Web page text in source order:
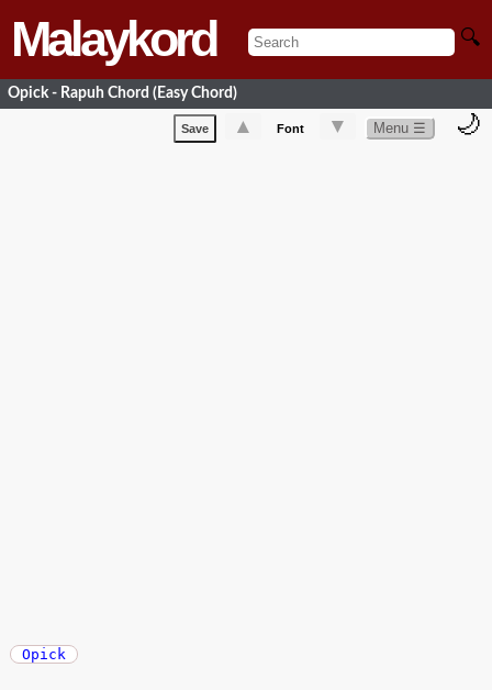
Malaykord 🔍
Opick - Rapuh Chord (Easy Chord)
Save ▲ Font ▼ Menu ☰ 🌙
Opick